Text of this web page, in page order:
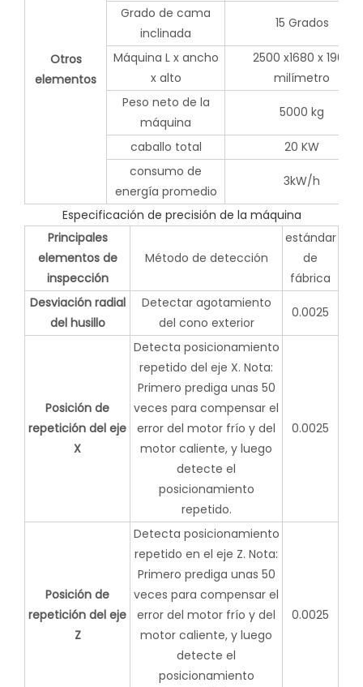
Otros
elementos
Grado de cama
inclinada
15 Grados
Máquina L x ancho
x alto
2500 x1680 x 1900
milímetro
Peso neto de la
máquina
5000 kg
caballo total
20 KW
consumo de
energía promedio
3kW/h
Especificación de precisión de la máquina
Principales
elementos de
inspección
Método de detección
estándar
de
fábrica
Desviación radial
del husillo
Detectar agotamiento
del cono exterior
0.0025
Posición de
repetición del eje
X
Detecta posicionamiento
repetido del eje X. Nota:
Primero prediga unas 50
veces para compensar el
error del motor frío y del
motor caliente, y luego
detecte el
posicionamiento
repetido.
0.0025
Posición de
repetición del eje
Z
Detecta posicionamiento
repetido en el eje Z. Nota:
Primero prediga unas 50
veces para compensar el
error del motor frío y del
motor caliente, y luego
detecte el
posicionamiento
0.0025